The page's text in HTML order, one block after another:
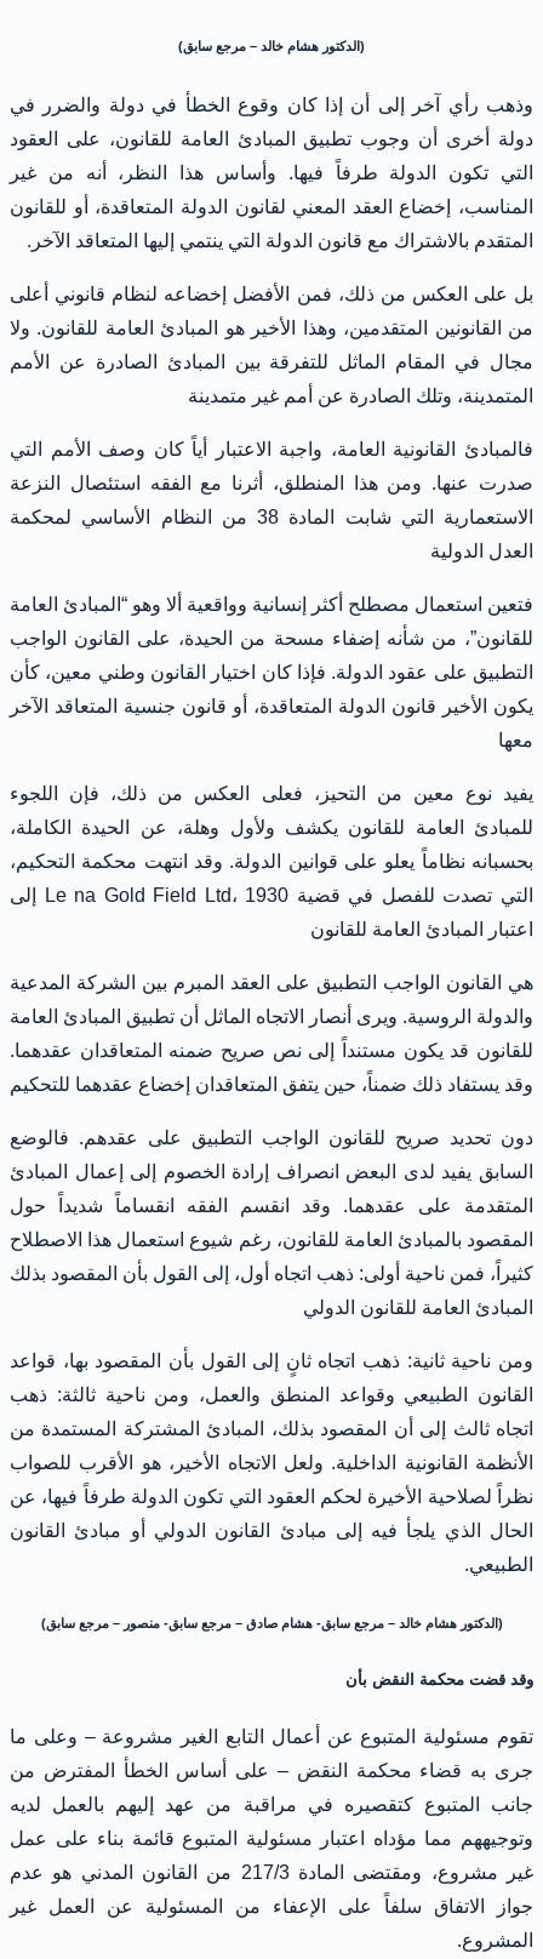
(الدكتور هشام خالد – مرجع سابق)
وذهب رأي آخر إلى أن إذا كان وقوع الخطأ في دولة والضرر في
دولة أخرى أن وجوب تطبيق المبادئ العامة للقانون، على العقود
التي تكون الدولة طرفاً فيها. وأساس هذا النظر، أنه من غير
المناسب، إخضاع العقد المعني لقانون الدولة المتعاقدة، أو للقانون
المتقدم بالاشتراك مع قانون الدولة التي ينتمي إليها المتعاقد الآخر.
بل على العكس من ذلك، فمن الأفضل إخضاعه لنظام قانوني أعلى
من القانونين المتقدمين، وهذا الأخير هو المبادئ العامة للقانون. ولا
مجال في المقام الماثل للتفرقة بين المبادئ الصادرة عن الأمم
المتمدينة، وتلك الصادرة عن أمم غير متمدينة
فالمبادئ القانونية العامة، واجبة الاعتبار أياً كان وصف الأمم التي
صدرت عنها. ومن هذا المنطلق، أثرنا مع الفقه استئصال النزعة
الاستعمارية التي شابت المادة 38 من النظام الأساسي لمحكمة
العدل الدولية
فتعين استعمال مصطلح أكثر إنسانية وواقعية ألا وهو “المبادئ العامة
للقانون”، من شأنه إضفاء مسحة من الحيدة، على القانون الواجب
التطبيق على عقود الدولة. فإذا كان اختيار القانون وطني معين، كأن
يكون الأخير قانون الدولة المتعاقدة، أو قانون جنسية المتعاقد الآخر
معها
يفيد نوع معين من التحيز، فعلى العكس من ذلك، فإن اللجوء
للمبادئ العامة للقانون يكشف ولأول وهلة، عن الحيدة الكاملة،
بحسبانه نظاماً يعلو على قوانين الدولة. وقد انتهت محكمة التحكيم،
التي تصدت للفصل في قضية Le na Gold Field Ltd، 1930 إلى
اعتبار المبادئ العامة للقانون
هي القانون الواجب التطبيق على العقد المبرم بين الشركة المدعية
والدولة الروسية. ويرى أنصار الاتجاه الماثل أن تطبيق المبادئ العامة
للقانون قد يكون مستنداً إلى نص صريح ضمنه المتعاقدان عقدهما.
وقد يستفاد ذلك ضمناً، حين يتفق المتعاقدان إخضاع عقدهما للتحكيم
دون تحديد صريح للقانون الواجب التطبيق على عقدهم. فالوضع
السابق يفيد لدى البعض انصراف إرادة الخصوم إلى إعمال المبادئ
المتقدمة على عقدهما. وقد انقسم الفقه انقساماً شديداً حول
المقصود بالمبادئ العامة للقانون، رغم شيوع استعمال هذا الاصطلاح
كثيراً، فمن ناحية أولى: ذهب اتجاه أول، إلى القول بأن المقصود بذلك
المبادئ العامة للقانون الدولي
ومن ناحية ثانية: ذهب اتجاه ثانٍ إلى القول بأن المقصود بها، قواعد
القانون الطبيعي وقواعد المنطق والعمل، ومن ناحية ثالثة: ذهب
اتجاه ثالث إلى أن المقصود بذلك، المبادئ المشتركة المستمدة من
الأنظمة القانونية الداخلية. ولعل الاتجاه الأخير، هو الأقرب للصواب
نظراً لصلاحية الأخيرة لحكم العقود التي تكون الدولة طرفاً فيها، عن
الحال الذي يلجأ فيه إلى مبادئ القانون الدولي أو مبادئ القانون
الطبيعي.
(الدكتور هشام خالد – مرجع سابق- هشام صادق – مرجع سابق- منصور – مرجع سابق)
وقد قضت محكمة النقض بأن
تقوم مسئولية المتبوع عن أعمال التابع الغير مشروعة – وعلى ما
جرى به قضاء محكمة النقض – على أساس الخطأ المفترض من
جانب المتبوع كتقصيره في مراقبة من عهد إليهم بالعمل لديه
وتوجيههم مما مؤداه اعتبار مسئولية المتبوع قائمة بناء على عمل
غير مشروع، ومقتضى المادة 217/3 من القانون المدني هو عدم
جواز الاتفاق سلفاً على الإعفاء من المسئولية عن العمل غير
المشروع.